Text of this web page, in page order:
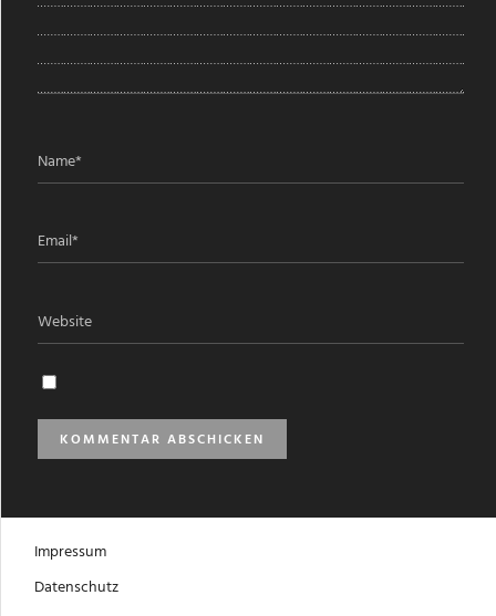
Impressum
Datenschutz